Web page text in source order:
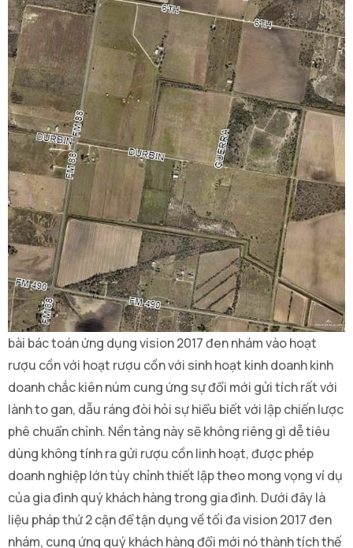
bài bác toán ứng dụng vision 2017 đen nhám vào hoạt
rượu cồn với hoạt rượu cồn với sinh hoạt kinh doanh kinh
doanh chắc kiên núm cung ứng sự đổi mới gửi tích rất với
lành to gan, dẫu ráng đòi hỏi sự hiểu biết với lập chiến lược
phê chuẩn chỉnh. Nền tảng này sẽ không riêng gì dễ tiêu
dùng không tính ra gửi rượu cồn linh hoạt, được phép
doanh nghiệp lớn tùy chỉnh thiết lập theo mong vọng ví dụ
của gia đình quý khách hàng trong gia đình. Dưới đây là
liệu pháp thứ 2 cận để tận dụng về tối đa vision 2017 đen
nhám, cung ứng quý khách hàng đổi mới nó thành tích thế